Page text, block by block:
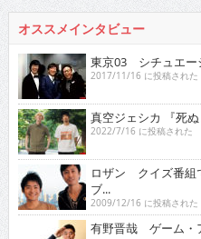
オススメインタビュー
東京03 シチュエー
2017/11/16 に投稿された
真空ジェシカ 『死
2022/7/16 に投稿された
ロザン クイズ番組
ブ...
2009/12/16 に投稿された
有野晋哉 ゲーム・